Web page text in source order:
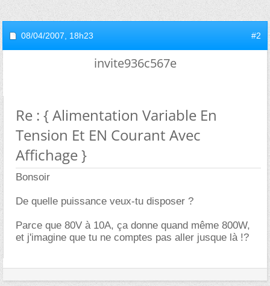
08/04/2007, 18h23 #2
invite936c567e
Re : { Alimentation Variable En
Tension Et EN Courant Avec
Affichage }
Bonsoir
De quelle puissance veux-tu disposer ?
Parce que 80V à 10A, ça donne quand même 800W,
et j'imagine que tu ne comptes pas aller jusque là !?